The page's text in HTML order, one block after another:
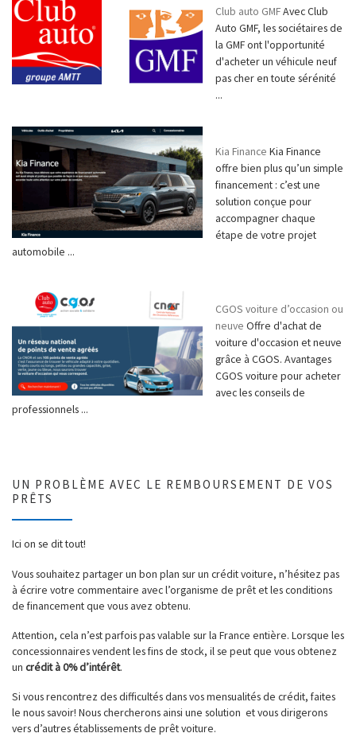
Club auto GMFAvec Club
Auto GMF, les sociétaires de
la GMF ont l'opportunité
d'acheter un véhicule neuf
pas cher en toute sérénité
...
Kia Finance Kia Finance
offre bien plus qu’un simple
financement : c’est une
solution conçue pour
accompagner chaque
étape de votre projet
automobile ...
CGOS voiture d’occasion ou
neuve Offre d'achat de
voiture d'occasion et neuve
grâce à CGOS. Avantages
CGOS voiture pour acheter
avec les conseils de
professionnels ...
UN PROBLÈME AVEC LE REMBOURSEMENT DE VOS
PRÊTS
Ici on se dit tout!
Vous souhaitez partager un bon plan sur un crédit voiture, n’hésitez pas
à écrire votre commentaire avec l’organisme de prêt et les conditions
de financement que vous avez obtenu.
Attention, cela n’est parfois pas valable sur la France entière. Lorsque les
concessionnaires vendent les fins de stock, il se peut que vous obtenez
un crédit à 0% d’intérêt.
Si vous rencontrez des difficultés dans vos mensualités de crédit, faites
le nous savoir! Nous chercherons ainsi une solution et vous dirigerons
vers d’autres établissements de prêt voiture.